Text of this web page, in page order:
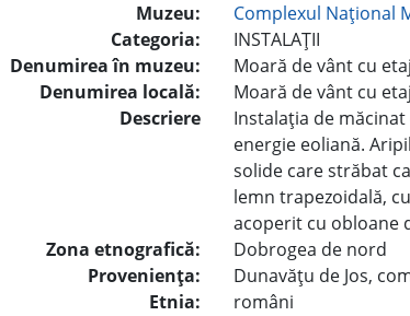
Muzeu:
Complexul Naţional
Categoria:
INSTALAŢII
Denumirea în muzeu:
Moară de vânt cu
Denumirea locală:
Moară de vânt cu
Descriere
Instalaţia de
energie eoliană.
solide care străbat
lemn trapezoidală,
acoperit cu obloane
Zona etnografică:
Dobrogea de nord
Provenienţa:
Dunavăţu de Jos,
Etnia:
români